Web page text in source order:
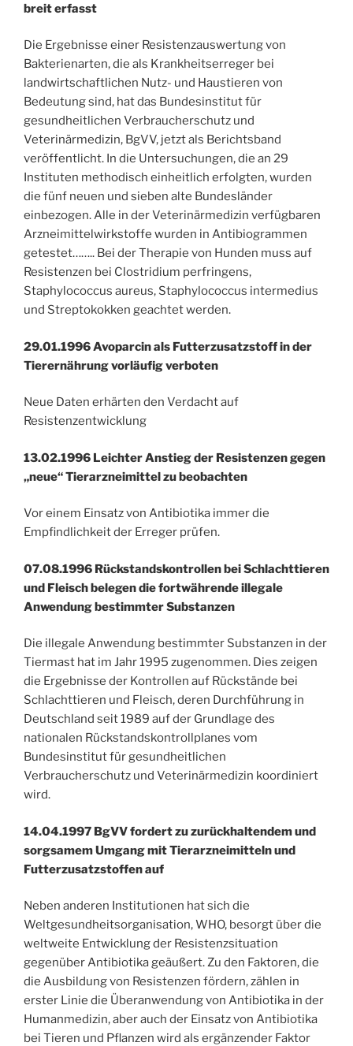
breit erfasst
Die Ergebnisse einer Resistenzauswertung von
Bakterienarten, die als Krankheitserreger bei
landwirtschaftlichen Nutz- und Haustieren von
Bedeutung sind, hat das Bundesinstitut für
gesundheitlichen Verbraucherschutz und
Veterinärmedizin, BgVV, jetzt als Berichtsband
veröffentlicht. In die Untersuchungen, die an 29
Instituten methodisch einheitlich erfolgten, wurden
die fünf neuen und sieben alte Bundesländer
einbezogen. Alle in der Veterinärmedizin verfügbaren
Arzneimittelwirkstoffe wurden in Antibiogrammen
getestet…….. Bei der Therapie von Hunden muss auf
Resistenzen bei Clostridium perfringens,
Staphylococcus aureus, Staphylococcus intermedius
und Streptokokken geachtet werden.
29.01.1996 Avoparcin als Futterzusatzstoff in der
Tierernährung vorläufig verboten
Neue Daten erhärten den Verdacht auf
Resistenzentwicklung
13.02.1996 Leichter Anstieg der Resistenzen gegen
„neue“ Tierarzneimittel zu beobachten
Vor einem Einsatz von Antibiotika immer die
Empfindlichkeit der Erreger prüfen.
07.08.1996 Rückstandskontrollen bei Schlachttieren
und Fleisch belegen die fortwährende illegale
Anwendung bestimmter Substanzen
Die illegale Anwendung bestimmter Substanzen in der
Tiermast hat im Jahr 1995 zugenommen. Dies zeigen
die Ergebnisse der Kontrollen auf Rückstände bei
Schlachttieren und Fleisch, deren Durchführung in
Deutschland seit 1989 auf der Grundlage des
nationalen Rückstandskontrollplanes vom
Bundesinstitut für gesundheitlichen
Verbraucherschutz und Veterinärmedizin koordiniert
wird.
14.04.1997 BgVV fordert zu zurückhaltendem und
sorgsamem Umgang mit Tierarzneimitteln und
Futterzusatzstoffen auf
Neben anderen Institutionen hat sich die
Weltgesundheitsorganisation, WHO, besorgt über die
weltweite Entwicklung der Resistenzsituation
gegenüber Antibiotika geäußert. Zu den Faktoren, die
die Ausbildung von Resistenzen fördern, zählen in
erster Linie die Überanwendung von Antibiotika in der
Humanmedizin, aber auch der Einsatz von Antibiotika
bei Tieren und Pflanzen wird als ergänzender Faktor